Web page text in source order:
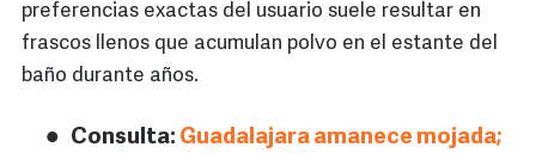
preferencias exactas del usuario suele resultar en
frascos llenos que acumulan polvo en el estante del
baño durante años.
Consulta: Guadalajara amanece mojada;